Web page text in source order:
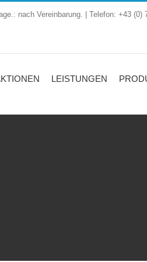
nach Vereinbarung. | Telefon: +43
LEISTUNGEN